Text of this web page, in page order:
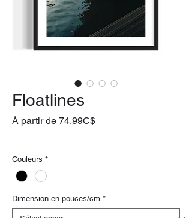
Floatlines
À partir de 74,99C$Prix
Couleurs *
Dimension en pouces/cm *